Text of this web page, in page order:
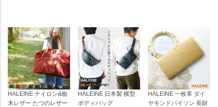
HALEINE ナイロン&栃
木レザー たつのレザー
HALEINE 日本製 横型
ボディバッグ
HALEINE 一枚革 ダイ
ヤモンドパイソン 長財